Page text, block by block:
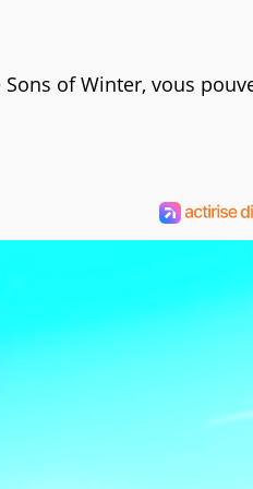
of Winter, vous